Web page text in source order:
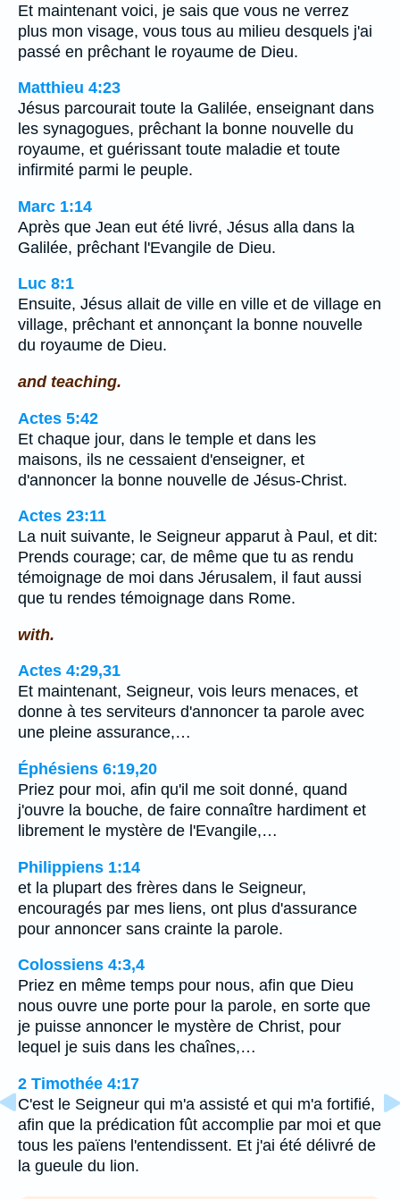
Et maintenant voici, je sais que vous ne verrez
plus mon visage, vous tous au milieu desquels j'ai
passé en prêchant le royaume de Dieu.
Matthieu 4:23
Jésus parcourait toute la Galilée, enseignant dans
les synagogues, prêchant la bonne nouvelle du
royaume, et guérissant toute maladie et toute
infirmité parmi le peuple.
Marc 1:14
Après que Jean eut été livré, Jésus alla dans la
Galilée, prêchant l'Evangile de Dieu.
Luc 8:1
Ensuite, Jésus allait de ville en ville et de village en
village, prêchant et annonçant la bonne nouvelle
du royaume de Dieu.
and teaching.
Actes 5:42
Et chaque jour, dans le temple et dans les
maisons, ils ne cessaient d'enseigner, et
d'annoncer la bonne nouvelle de Jésus-Christ.
Actes 23:11
La nuit suivante, le Seigneur apparut à Paul, et dit:
Prends courage; car, de même que tu as rendu
témoignage de moi dans Jérusalem, il faut aussi
que tu rendes témoignage dans Rome.
with.
Actes 4:29,31
Et maintenant, Seigneur, vois leurs menaces, et
donne à tes serviteurs d'annoncer ta parole avec
une pleine assurance,…
Éphésiens 6:19,20
Priez pour moi, afin qu'il me soit donné, quand
j'ouvre la bouche, de faire connaître hardiment et
librement le mystère de l'Evangile,…
Philippiens 1:14
et la plupart des frères dans le Seigneur,
encouragés par mes liens, ont plus d'assurance
pour annoncer sans crainte la parole.
Colossiens 4:3,4
Priez en même temps pour nous, afin que Dieu
nous ouvre une porte pour la parole, en sorte que
je puisse annoncer le mystère de Christ, pour
lequel je suis dans les chaînes,…
2 Timothée 4:17
C'est le Seigneur qui m'a assisté et qui m'a fortifié,
afin que la prédication fût accomplie par moi et que
tous les païens l'entendissent. Et j'ai été délivré de
la gueule du lion.